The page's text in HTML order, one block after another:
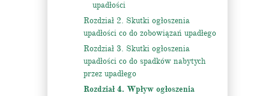
upadłości
Rozdział 2. Skutki ogłoszenia
upadłości co do zobowiązań upadłego
Rozdział 3. Skutki ogłoszenia
upadłości co do spadków nabytych
przez upadłego
Rozdział 4. Wpływ ogłoszenia